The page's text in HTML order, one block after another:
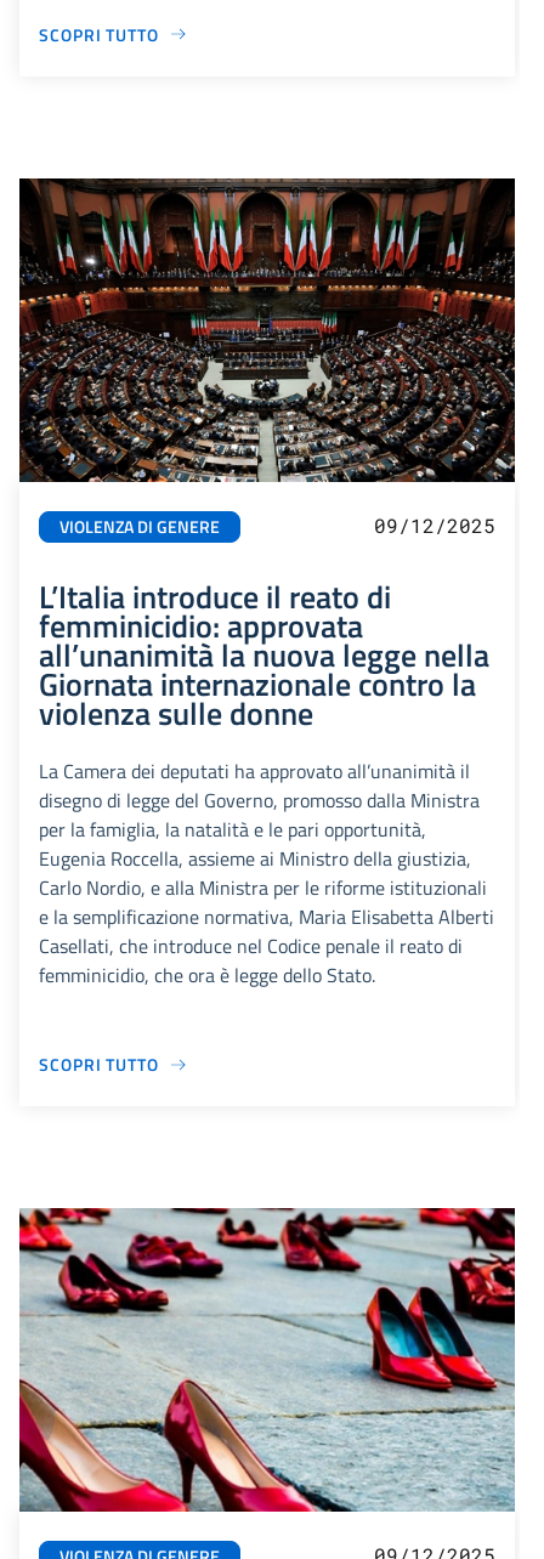
SCOPRI TUTTO
VIOLENZA DI GENERE 09/12/2025
L’Italia introduce il reato di
femminicidio: approvata
all’unanimità la nuova legge nella
Giornata internazionale contro la
violenza sulle donne
La Camera dei deputati ha approvato all’unanimità il
disegno di legge del Governo, promosso dalla Ministra
per la famiglia, la natalità e le pari opportunità,
Eugenia Roccella, assieme ai Ministro della giustizia,
Carlo Nordio, e alla Ministra per le riforme istituzionali
e la semplificazione normativa, Maria Elisabetta Alberti
Casellati, che introduce nel Codice penale il reato di
femminicidio, che ora è legge dello Stato.
SCOPRI TUTTO